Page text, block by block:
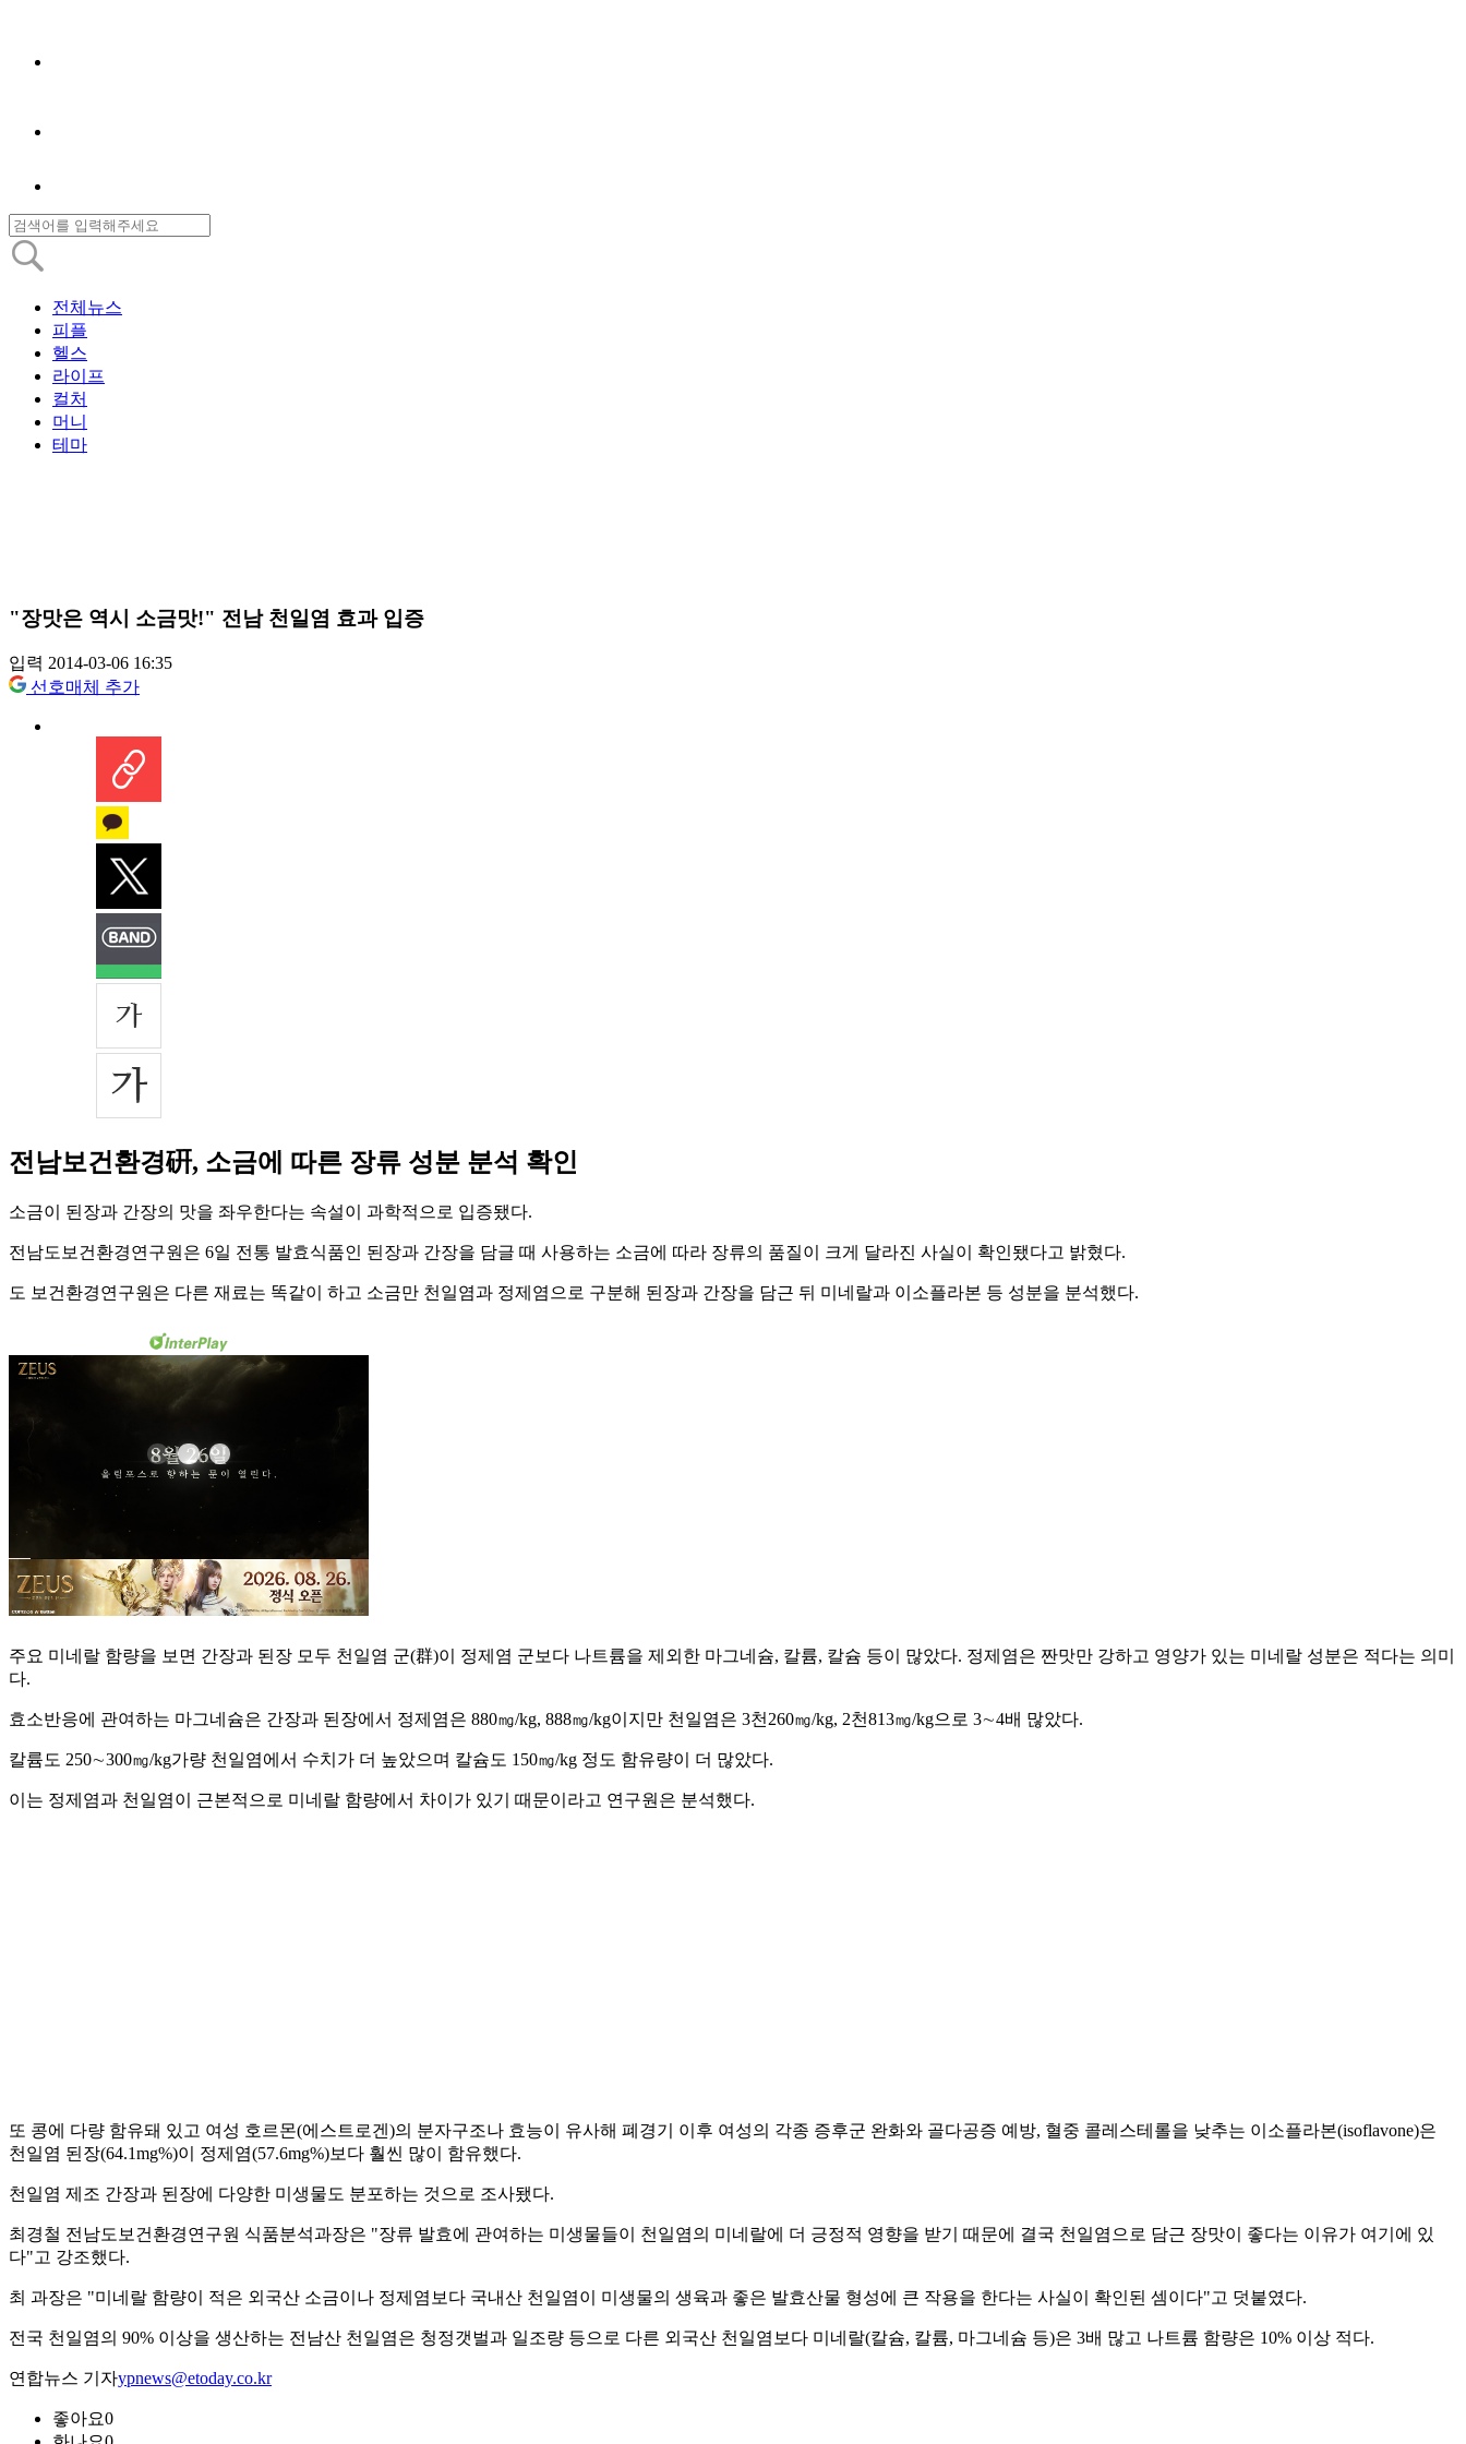
전체뉴스
피플
헬스
라이프
컬처
머니
테마
"장맛은 역시 소금맛!" 전남 천일염 효과 입증
입력 2014-03-06 16:35
선호매체 추가
전남보건환경硏, 소금에 따른 장류 성분 분석 확인
소금이 된장과 간장의 맛을 좌우한다는 속설이 과학적으로 입증됐다.
전남도보건환경연구원은 6일 전통 발효식품인 된장과 간장을 담글 때 사용하는 소금에 따라 장류의 품질이 크게 달라진 사실이 확인됐다고 밝혔다.
도 보건환경연구원은 다른 재료는 똑같이 하고 소금만 천일염과 정제염으로 구분해 된장과 간장을 담근 뒤 미네랄과 이소플라본 등 성분을 분석했다.
주요 미네랄 함량을 보면 간장과 된장 모두 천일염 군(群)이 정제염 군보다 나트륨을 제외한 마그네슘, 칼륨, 칼슘 등이 많았다. 정제염은 짠맛만 강하고 영양가 있는 미네랄 성분은 적다는 의미
다.
효소반응에 관여하는 마그네슘은 간장과 된장에서 정제염은 880㎎/kg, 888㎎/kg이지만 천일염은 3천260㎎/kg, 2천813㎎/kg으로 3∼4배 많았다.
칼륨도 250∼300㎎/kg가량 천일염에서 수치가 더 높았으며 칼슘도 150㎎/kg 정도 함유량이 더 많았다.
이는 정제염과 천일염이 근본적으로 미네랄 함량에서 차이가 있기 때문이라고 연구원은 분석했다.
또 콩에 다량 함유돼 있고 여성 호르몬(에스트로겐)의 분자구조나 효능이 유사해 폐경기 이후 여성의 각종 증후군 완화와 골다공증 예방, 혈중 콜레스테롤을 낮추는 이소플라본(isoflavone)은
천일염 된장(64.1mg%)이 정제염(57.6mg%)보다 훨씬 많이 함유했다.
천일염 제조 간장과 된장에 다양한 미생물도 분포하는 것으로 조사됐다.
최경철 전남도보건환경연구원 식품분석과장은 "장류 발효에 관여하는 미생물들이 천일염의 미네랄에 더 긍정적 영향을 받기 때문에 결국 천일염으로 담근 장맛이 좋다는 이유가 여기에 있
다"고 강조했다.
최 과장은 "미네랄 함량이 적은 외국산 소금이나 정제염보다 국내산 천일염이 미생물의 생육과 좋은 발효산물 형성에 큰 작용을 한다는 사실이 확인된 셈이다"고 덧붙였다.
전국 천일염의 90% 이상을 생산하는 전남산 천일염은 청정갯벌과 일조량 등으로 다른 외국산 천일염보다 미네랄(칼슘, 칼륨, 마그네슘 등)은 3배 많고 나트륨 함량은 10% 이상 적다.
연합뉴스 기자ypnews@etoday.co.kr
좋아요0